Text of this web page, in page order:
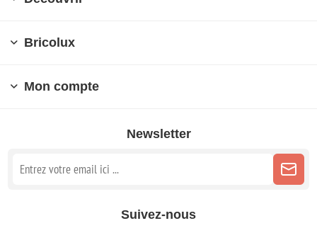
Bricolux
Mon compte
Newsletter
Suivez-nous